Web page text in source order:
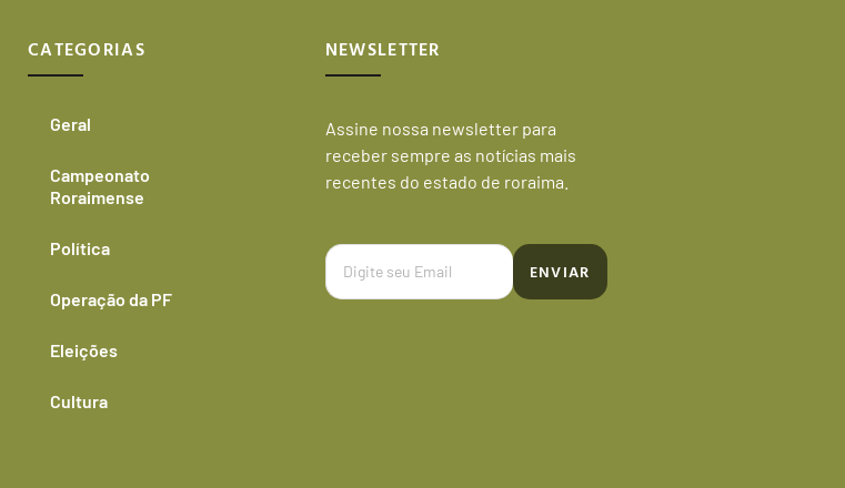
CATEGORIAS
Geral
Campeonato
Roraimense
Política
Operação da PF
Eleições
Cultura
NEWSLETTER
Assine nossa newsletter para
receber sempre as notícias mais
recentes do estado de roraima.
ENVIAR